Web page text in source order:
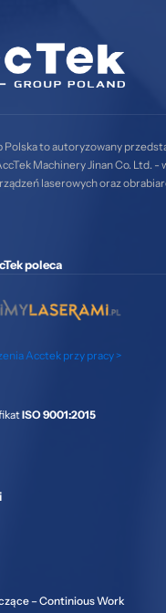
Polska to autoryzowany
Machinery Jinan Co. Ltd. -
laserowych oraz
poleca
Acctek przy pracy >
ISO 9001:2015
– Continious Work